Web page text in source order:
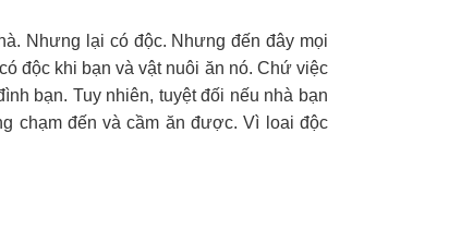
Nhưng lại có độc. Nhưng đến đây mọi
độc khi bạn và vật nuôi ăn nó. Chứ việc
bạn. Tuy nhiên, tuyệt đối nếu nhà bạn
chạm đến và cầm ăn được. Vì loai độc